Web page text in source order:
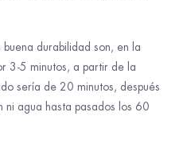
durabilidad son, en la
3-5 minutos, a partir de la
sería de 20 minutos, después
ni agua hasta pasados los 60